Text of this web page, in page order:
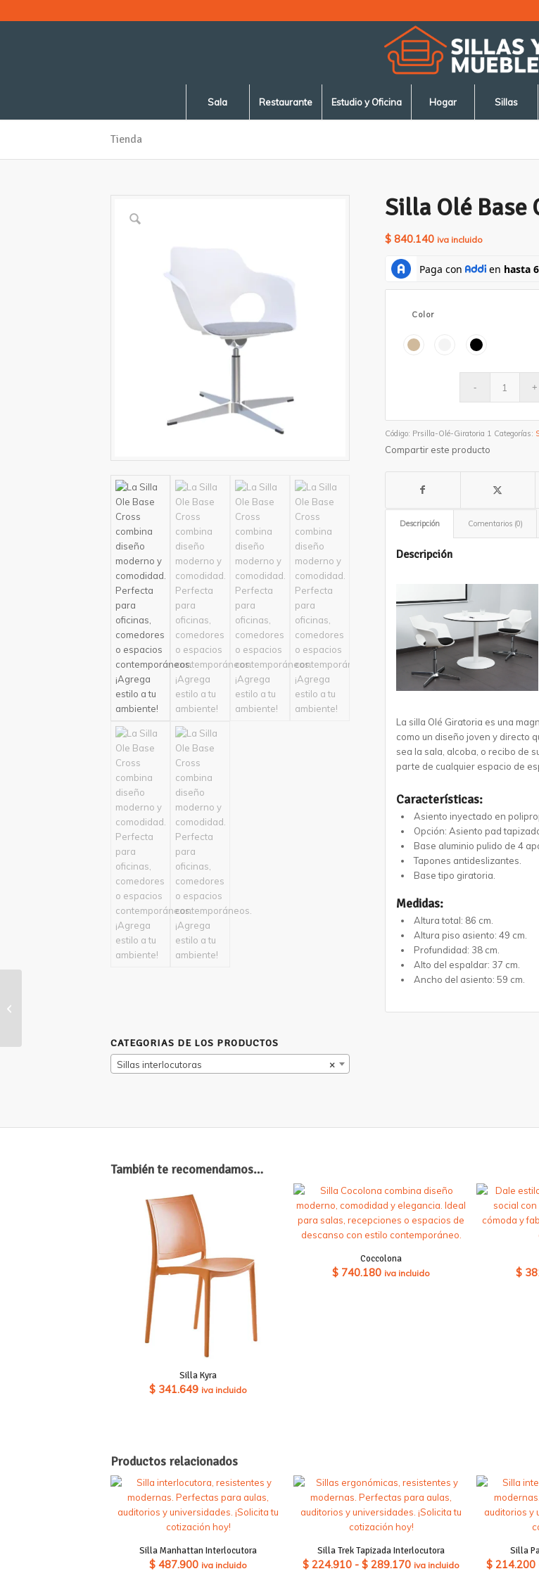
Sala Restaurante Estudio y Oficina Hogar Sillas
Tienda
CATEGORIAS DE LOS PRODUCTOS
×
Sillas interlocutoras
Silla Olé Base
$840.140 iva incluido
Color
Código: Prsilla-Olé-Giratoria 1 Categorías:
Compartir este producto
Descripción Comentarios (0)
Descripción
La silla Olé Giratoria es una
como un diseño joven y directo
sea la sala, alcoba, o recibo de
parte de cualquier espacio de
Características:
Asiento inyectado en
Opción: Asiento pad
Base aluminio pulido de 4
Tapones antideslizantes.
Base tipo giratoria.
Medidas:
Altura total: 86 cm.
Altura piso asiento: 49 cm.
Profundidad: 38 cm.
Alto del espaldar: 37 cm.
Ancho del asiento: 59 cm.
También te recomendamos…
Silla Kyra
$ 341.649 iva incluido
Coccolona
$ 740.180 iva incluido $
Productos relacionados
Silla Manhattan Interlocutora
$ 487.900 iva incluido
Silla Trek Tapizada Interlocutora
$ 224.910 - $ 289.170Rango
iva incluido
Silla
$214.200